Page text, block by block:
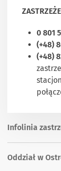
0 801
(+48)
(+48)
Infolinia
Oddział w